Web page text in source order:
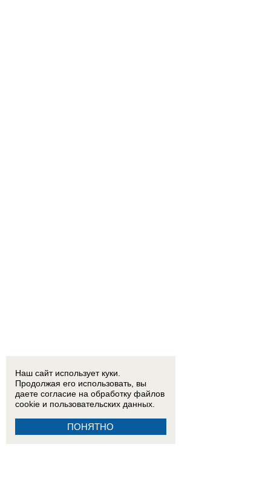
Наш сайт использует куки.
Продолжая его использовать, вы
даете согласие на обработку файлов
cookie и пользовательских данных.
ПОНЯТНО